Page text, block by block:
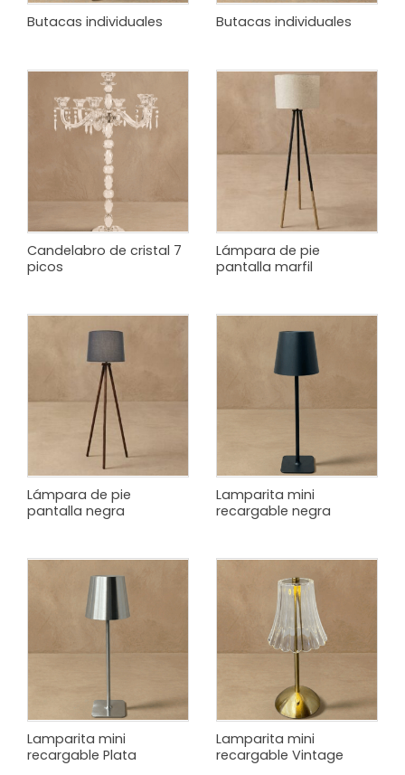
Butacas individuales Butacas individuales
Candelabro de cristal 7
picos
Lámpara de pie
pantalla marfil
Lámpara de pie
pantalla negra
Lamparita mini
recargable negra
Lamparita mini
recargable Plata
Lamparita mini
recargable Vintage